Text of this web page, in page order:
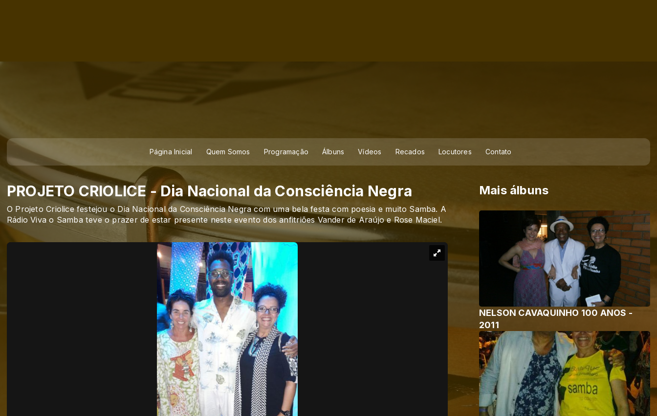
Página Inicial Quem Somos Programação Álbuns Vídeos Recados Locutores Contato
PROJETO CRIOLICE - Dia Nacional da Consciência Negra
O Projeto Criolice festejou o Dia Nacional da Consciência Negra com uma bela festa com poesia e muito Samba. A
Rádio Viva o Samba teve o prazer de estar presente neste evento dos anfitriões Vander de Araújo e Rose Maciel.
Mais álbuns
NELSON CAVAQUINHO 100 ANOS -
2011